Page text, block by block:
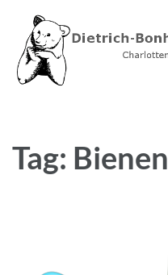
Tag: Bienen